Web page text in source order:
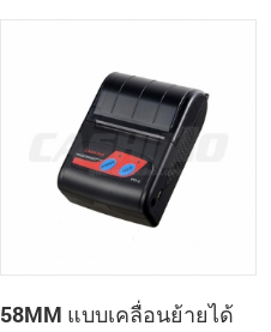
58MM แบบเคลื่อนย้ายได้